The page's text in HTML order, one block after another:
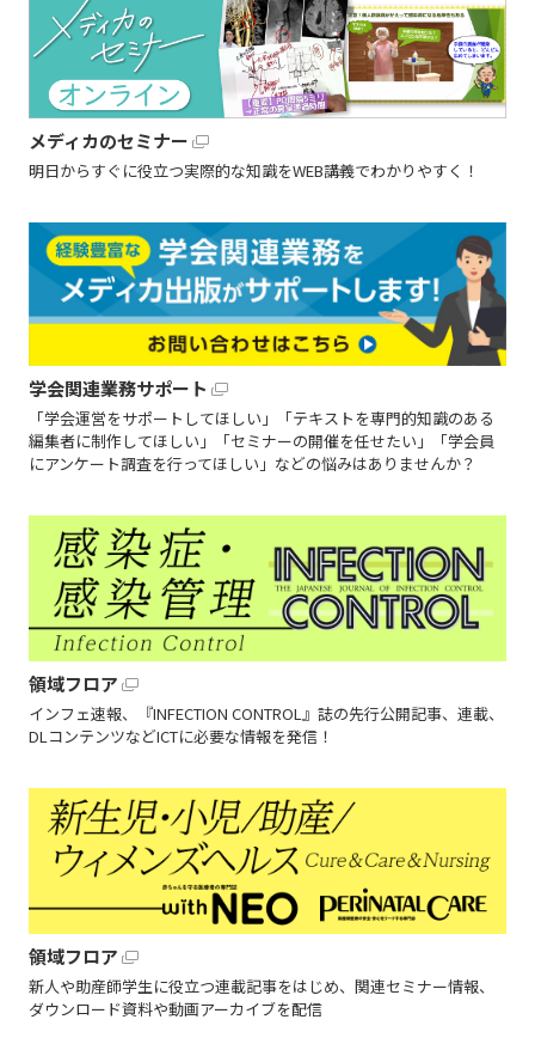
メディカのセミナー
明日からすぐに役立つ実際的な知識をWEB講義でわかりやすく！
学会関連業務サポート
「学会運営をサポートしてほしい」「テキストを専門的知識のある
編集者に制作してほしい」「セミナーの開催を任せたい」「学会員
にアンケート調査を行ってほしい」などの悩みはありませんか？
領域フロア
インフェ速報、『INFECTION CONTROL』誌の先行公開記事、連載、
DLコンテンツなどICTに必要な情報を発信！
領域フロア
新人や助産師学生に役立つ連載記事をはじめ、関連セミナー情報、
ダウンロード資料や動画アーカイブを配信